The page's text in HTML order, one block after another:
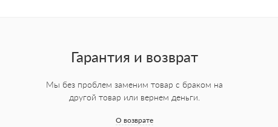
Гарантия и возврат
Мы без проблем заменим товар с браком на
другой товар или вернем деньги.
О возврате